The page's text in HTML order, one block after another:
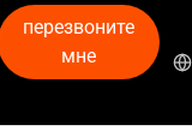
перезвоните
мне